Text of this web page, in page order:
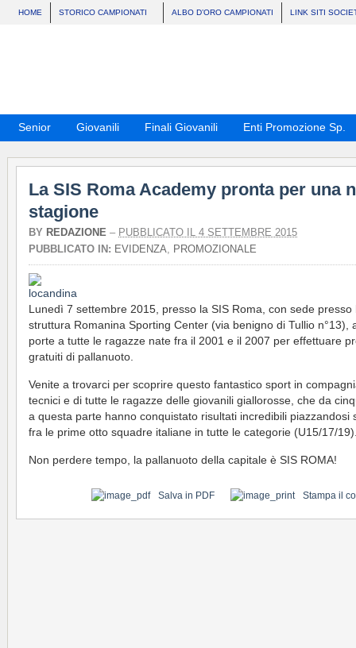
HOME STORICO CAMPIONATI ALBO D’ORO CAMPIONATI LINK SITI
Senior Giovanili Finali Giovanili Enti Promozione Sp.
La SIS Roma Academy pronta per una
stagione
BY REDAZIONE – PUBBLICATO IL 4 SETTEMBRE 2015
PUBBLICATO IN: EVIDENZA, PROMOZIONALE
Lunedì 7 settembre 2015, presso la SIS Roma, con sede presso
struttura Romanina Sporting Center (via benigno di Tullio n°13),
porte a tutte le ragazze nate fra il 2001 e il 2007 per effettuare
gratuiti di pallanuoto.
Venite a trovarci per scoprire questo fantastico sport in
tecnici e di tutte le ragazze delle giovanili giallorosse, che da
a questa parte hanno conquistato risultati incredibili piazzandosi
fra le prime otto squadre italiane in tutte le categorie (U15/17/
Non perdere tempo, la pallanuoto della capitale è SIS ROMA!
Salva in PDF Stampa il